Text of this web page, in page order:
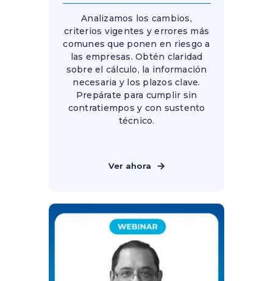
Analizamos los cambios,
criterios vigentes y errores más
comunes que ponen en riesgo a
las empresas. Obtén claridad
sobre el cálculo, la información
necesaria y los plazos clave.
Prepárate para cumplir sin
contratiempos y con sustento
técnico.
Ver ahora